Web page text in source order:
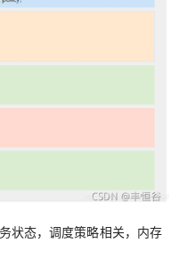
状态，调度策略相关，内存